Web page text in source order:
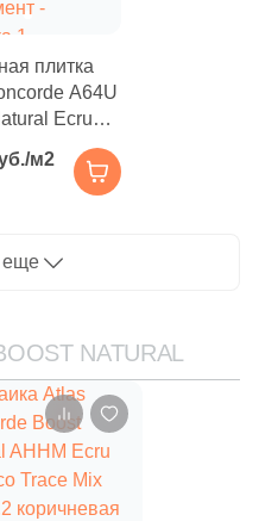
плитка
A64U
Ecru
50x120
матовая
м2
еще
NATURAL